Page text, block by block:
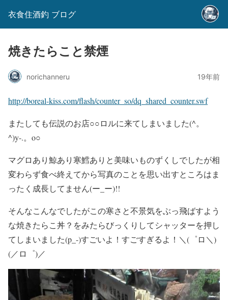
衣食住酒釣 ブログ
焼きたらこと禁煙
norichanneru 19年前
http://boreal-kiss.com/flash/counter_so/dq_shared_counter.swf
またしても伝説のお店○○ロルに来てしまいました(^。
^)y-.。o○
マグロあり鯨あり寒鱈ありと美味いものずくしでしたが相
変わらず食べ終えてから写真のことを思い出すところはま
ったく成長してません(ー_ー)!!
そんなこんなでしたがこの寒さと不景気をぶっ飛ばすよう
な焼きたらこ丼？をみたらびっくりしてシャッターを押し
てしまいました(p_-)すごいよ！すごすぎるよ！＼(゜ロ＼)
(／ロ゜)／